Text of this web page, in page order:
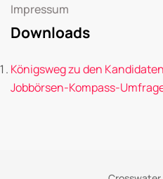
Impressum
Downloads
Königsweg zu den
Jobbörsen-Kompass-